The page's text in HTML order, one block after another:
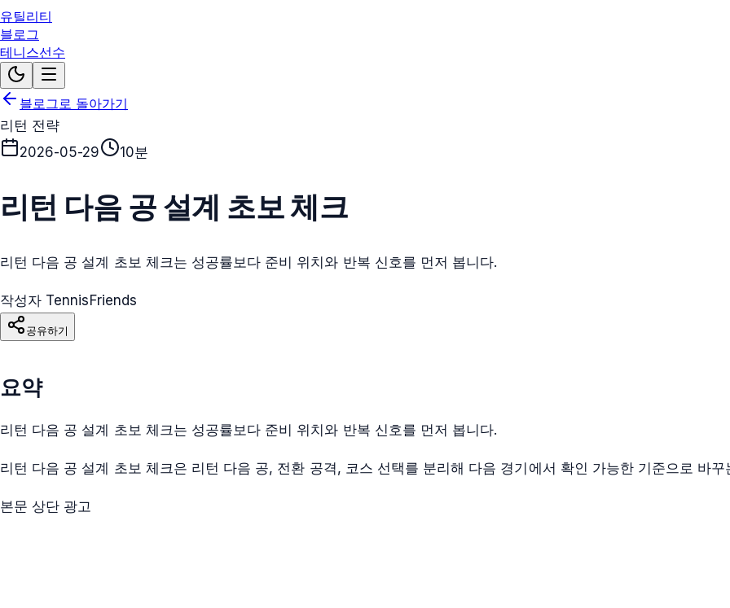
유틸리티
블로그
테니스선수
블로그로 돌아가기
리턴 전략
2026-05-29
10분
리턴 다음 공 설계 초보 체크
리턴 다음 공 설계 초보 체크는 성공률보다 준비 위치와 반복 신호를 먼저 봅니다.
작성자 TennisFriends
공유하기
요약
리턴 다음 공 설계 초보 체크는 성공률보다 준비 위치와 반복 신호를 먼저 봅니다.
리턴 다음 공 설계 초보 체크은 리턴 다음 공, 전환 공격, 코스 선택를 분리해 다음 경기에서 확인 가능한 기준으로 바꾸
본문 상단 광고